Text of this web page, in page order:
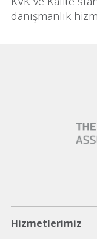
danışmanlık
Hizmetlerimiz